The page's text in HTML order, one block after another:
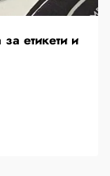
етикети и